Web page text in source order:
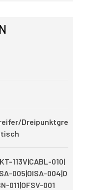
Dreipunktgre
113V|CABL-010|
005|OISA-004|O
011|OFSV-001